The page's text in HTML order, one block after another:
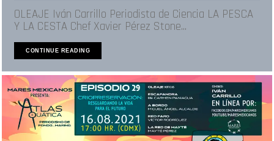
OLEAJE Iván Carrillo Periodista de Ciencia LA PESCA
Y LA CESTA Chef Xavier Pérez Stone...
CONTINUE READING